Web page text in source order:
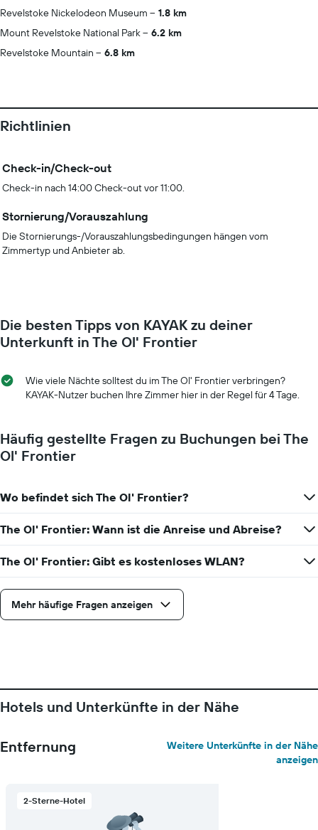
Revelstoke Nickelodeon Museum
1.8 km
Mount Revelstoke National Park
6.2 km
Revelstoke Mountain
6.8 km
Richtlinien
Check-in/Check-out
Check-in nach 14:00 Check-out vor 11:00.
Stornierung/Vorauszahlung
Die Stornierungs-/Vorauszahlungsbedingungen hängen vom
Zimmertyp und Anbieter ab.
Die besten Tipps von KAYAK zu deiner
Unterkunft in The Ol' Frontier
Wie viele Nächte solltest du im The Ol' Frontier verbringen?
KAYAK-Nutzer buchen Ihre Zimmer hier in der Regel für 4 Tage.
Häufig gestellte Fragen zu Buchungen bei The
Ol' Frontier
Wo befindet sich The Ol' Frontier?
The Ol' Frontier: Wann ist die Anreise und Abreise?
The Ol' Frontier: Gibt es kostenloses WLAN?
Mehr häufige Fragen anzeigen
Hotels und Unterkünfte in der Nähe
Entfernung
Weitere Unterkünfte in der Nähe
anzeigen
2-Sterne-Hotel